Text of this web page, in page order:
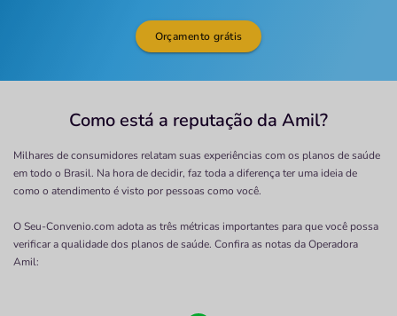
Orçamento grátis
Como está a reputação da Amil?
Milhares de consumidores relatam suas experiências com os planos de saúde
em todo o Brasil. Na hora de decidir, faz toda a diferença ter uma ideia de
como o atendimento é visto por pessoas como você.
O Seu-Convenio.com adota as três métricas importantes para que você possa
verificar a qualidade dos planos de saúde. Confira as notas da Operadora
Amil: